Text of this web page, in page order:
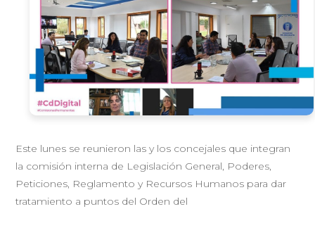
Este lunes se reunieron las y los concejales que integran
la comisión interna de Legislación General, Poderes,
Peticiones, Reglamento y Recursos Humanos para dar
tratamiento a puntos del Orden del